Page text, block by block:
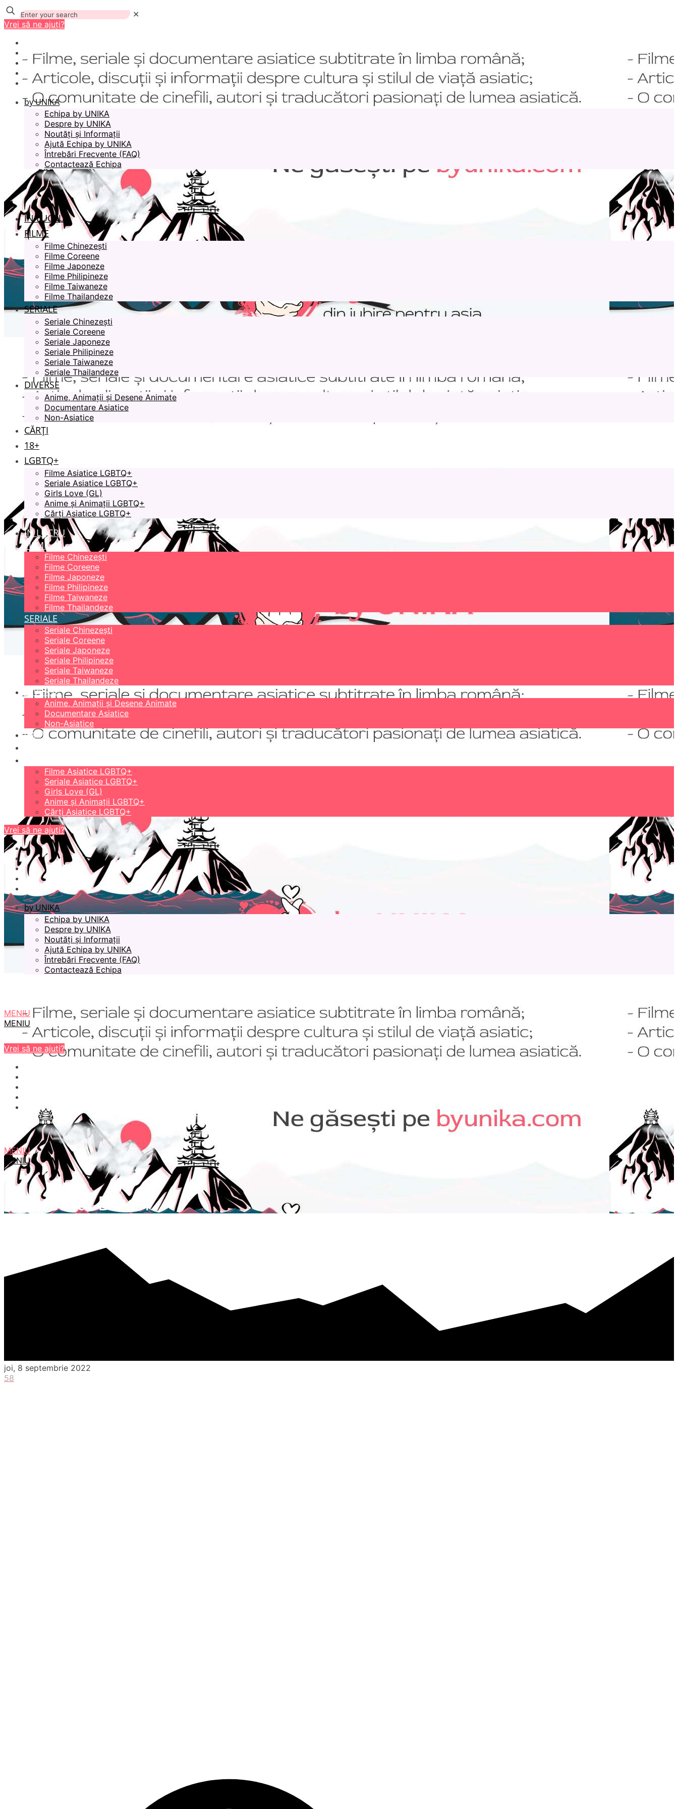
✕
Vrei să ne ajuți?
by UNIKA
Echipa by UNIKA
Despre by UNIKA
Noutăți și Informații
Ajută Echipa by UNIKA
Întrebări Frecvente (FAQ)
Contactează Echipa
ÎN LUCRU
FILME
Filme Chinezești
Filme Coreene
Filme Japoneze
Filme Philipineze
Filme Taiwaneze
Filme Thailandeze
SERIALE
Seriale Chinezești
Seriale Coreene
Seriale Japoneze
Seriale Philipineze
Seriale Taiwaneze
Seriale Thailandeze
DIVERSE
Anime, Animații și Desene Animate
Documentare Asiatice
Non-Asiatice
CĂRȚI
18+
LGBTQ+
Filme Asiatice LGBTQ+
Seriale Asiatice LGBTQ+
Girls Love (GL)
Anime și Animații LGBTQ+
Cărți Asiatice LGBTQ+
ÎN LUCRU
FILME
Filme Chinezești
Filme Coreene
Filme Japoneze
Filme Philipineze
Filme Taiwaneze
Filme Thailandeze
SERIALE
Seriale Chinezești
Seriale Coreene
Seriale Japoneze
Seriale Philipineze
Seriale Taiwaneze
Seriale Thailandeze
DIVERSE
Anime, Animații și Desene Animate
Documentare Asiatice
Non-Asiatice
CĂRȚI
Filme Asiatice LGBTQ+
Seriale Asiatice LGBTQ+
Girls Love (GL)
Anime și Animații LGBTQ+
Cărți Asiatice LGBTQ+
Vrei să ne ajuți?
by UNIKA
Echipa by UNIKA
Despre by UNIKA
Noutăți și Informații
Ajută Echipa by UNIKA
Întrebări Frecvente (FAQ)
Contactează Echipa
MENIU
MENIU
Vrei să ne ajuți?
MENIU
MENIU
sindromul Down
joi, 8 septembrie 2022
58